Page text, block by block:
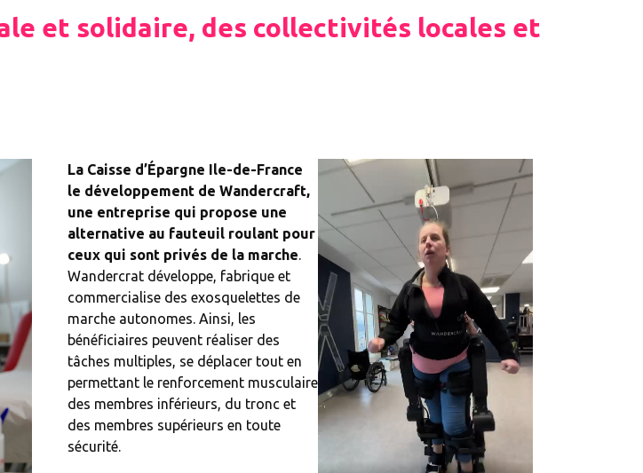
et solidaire, des collectivités locales et
La Caisse d’Épargne Ile-de-France
le développement de Wandercraft,
une entreprise qui propose une
alternative au fauteuil roulant pour
ceux qui sont privés de la marche.
Wandercrat développe, fabrique et
commercialise des exosquelettes de
marche autonomes. Ainsi, les
bénéficiaires peuvent réaliser des
tâches multiples, se déplacer tout en
permettant le renforcement musculaire
des membres inférieurs, du tronc et
des membres supérieurs en toute
sécurité.